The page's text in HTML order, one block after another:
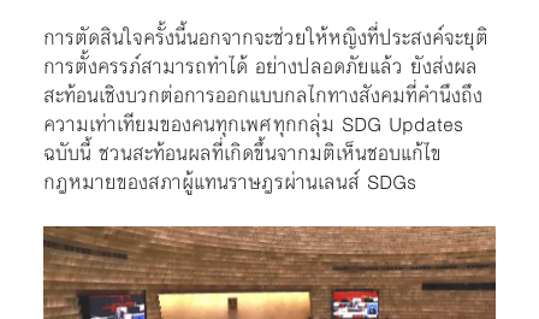
การตัดสินใจครั้งนี้นอกจากจะช่วยให้หญิงที่ประสงค์จะยุติ
การตั้งครรภ์สามารถทำได้ อย่างปลอดภัยแล้ว ยังส่งผล
สะท้อนเชิงบวกต่อการออกแบบกลไกทางสังคมที่คำนึงถึง
ความเท่าเทียมของคนทุกเพศ ทุกกลุ่ม SDG Updates
ฉบับนี้ ชวนสะท้อนผลที่เกิดขึ้นจากมติเห็นชอบแก้ไข
กฎหมายของสภาผู้แทนราษฎรผ่านเลนส์ SDGs